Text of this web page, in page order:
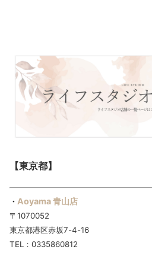
【東京都】
・ Aoyama 青山店
〒1070052
東京都港区赤坂7-4-16
TEL：0335860812